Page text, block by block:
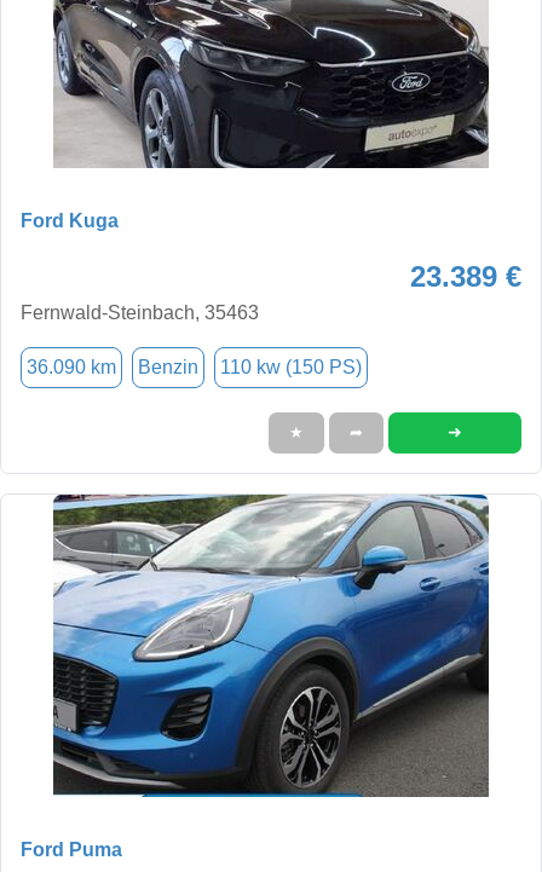
Ford Kuga
23.389 €
Fernwald-Steinbach, 35463
36.090 km Benzin 110 kw (150 PS)
★ ➦ ➜
Ford Puma